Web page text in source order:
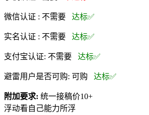
微信认证 : 不需要 达标✅
实名认证 : 不需要 达标✅
支付宝认证: 不需要 达标✅
避雷用户是否可购: 可购 达标✅
附加要求: 统一接稿价10+
浮动看自己能力所浮